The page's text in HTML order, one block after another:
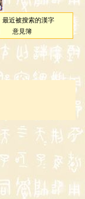
最近被搜索的漢字
意見簿